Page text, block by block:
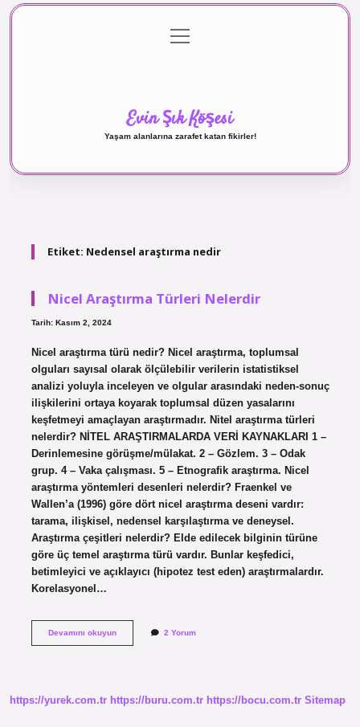
Gizlilik Politikası
menüyü
aç
Evin Şık Köşesi
Yaşam alanlarına zarafet katan fikirler!
Etiket: Nedensel araştırma nedir
Nicel Araştırma Türleri Nelerdir
Tarih: Kasım 2, 2024
Nicel araştırma türü nedir? Nicel araştırma, toplumsal
olguları sayısal olarak ölçülebilir verilerin istatistiksel
analizi yoluyla inceleyen ve olgular arasındaki neden-sonuç
ilişkilerini ortaya koyarak toplumsal düzen yasalarını
keşfetmeyi amaçlayan araştırmadır. Nitel araştırma türleri
nelerdir? NİTEL ARAŞTIRMALARDA VERİ KAYNAKLARI 1 –
Derinlemesine görüşme/mülakat. 2 – Gözlem. 3 – Odak
grup. 4 – Vaka çalışması. 5 – Etnografik araştırma. Nicel
araştırma yöntemleri desenleri nelerdir? Fraenkel ve
Wallen’a (1996) göre dört nicel araştırma deseni vardır:
tarama, ilişkisel, nedensel karşılaştırma ve deneysel.
Araştırma çeşitleri nelerdir? Elde edilecek bilginin türüne
göre üç temel araştırma türü vardır. Bunlar keşfedici,
betimleyici ve açıklayıcı (hipotez test eden) araştırmalardır.
Korelasyonel…
Devamını okuyunNicel
2 Yorum
https://yurek.com.tr https://buru.com.tr https://bocu.com.tr Sitemap